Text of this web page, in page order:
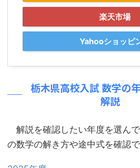
楽天市場
Yahooショッピ
栃木県高校入試 数学の
解説
解説を確認したい年度を選ん
の数学の解き方や途中式を確認で